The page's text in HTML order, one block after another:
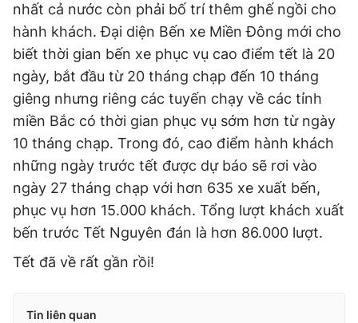
nhất cả nước còn phải bố trí thêm ghế ngồi cho
hành khách. Đại diện Bến xe Miền Đông mới cho
biết thời gian bến xe phục vụ cao điểm tết là 20
ngày, bắt đầu từ 20 tháng chạp đến 10 tháng
giêng nhưng riêng các tuyến chạy về các tỉnh
miền Bắc có thời gian phục vụ sớm hơn từ ngày
10 tháng chạp. Trong đó, cao điểm hành khách
những ngày trước tết được dự báo sẽ rơi vào
ngày 27 tháng chạp với hơn 635 xe xuất bến,
phục vụ hơn 15.000 khách. Tổng lượt khách xuất
bến trước Tết Nguyên đán là hơn 86.000 lượt.
Tết đã về rất gần rồi!
Tin liên quan